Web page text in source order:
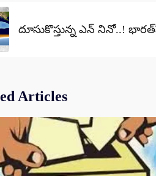
దూసుకొస్తున్న ఎన్ నినో..!
Articles